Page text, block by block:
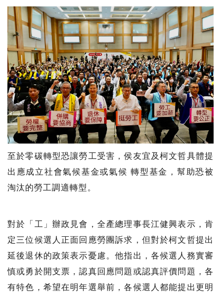
至於零碳轉型恐讓勞工受害，侯友宜及柯文哲具體提
出應成立社會氣候基金或氣候 轉型基金，幫助恐被
淘汰的勞工調適轉型。
對於「工」辦政見會，全產總理事長江健興表示，肯
定三位候選人正面回應勞團訴求，但對於柯文哲提出
延後退休的政策表示憂慮。他指出，各候選人務實審
慎或勇於開支票，認真回應問題或認真評價問題，各
有特色，希望在明年選舉前，各候選人都能提出更明